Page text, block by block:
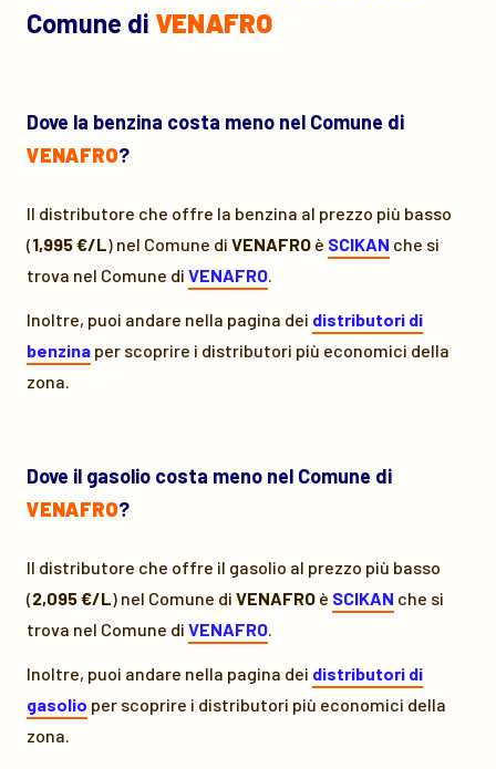
Comune di VENAFRO
Dove la benzina costa meno nel Comune di
VENAFRO?
Il distributore che offre la benzina al prezzo più basso
(1,995 €/L) nel Comune di VENAFRO è SCIKAN che si
trova nel Comune di VENAFRO.
Inoltre, puoi andare nella pagina dei distributori di
benzina per scoprire i distributori più economici della
zona.
Dove il gasolio costa meno nel Comune di
VENAFRO?
Il distributore che offre il gasolio al prezzo più basso
(2,095 €/L) nel Comune di VENAFRO è SCIKAN che si
trova nel Comune di VENAFRO.
Inoltre, puoi andare nella pagina dei distributori di
gasolio per scoprire i distributori più economici della
zona.